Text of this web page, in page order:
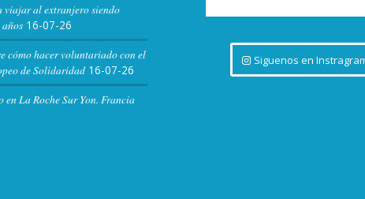
viajar al extranjero siendo
16-07-26
cómo hacer voluntariado con el
de Solidaridad 16-07-26
en La Roche Sur Yon. Francia
Siguenos en